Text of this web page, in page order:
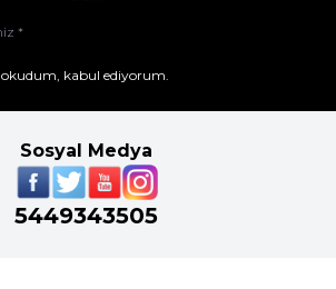
okudum, kabul ediyorum.
Sosyal Medya
5449343505